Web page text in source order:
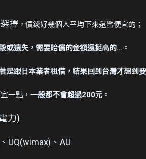
擇 ，價錢好幾個人平均下來還蠻便宜的；
或遺失，需要賠償的金額還挺高的... 。
跟日本業者租借，結果回到台灣才想到
一點， 一般都不會超過200元 。
力)
、UQ(wimax)、AU